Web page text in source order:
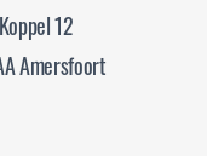
12
Amersfoort